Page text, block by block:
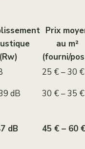
(Rw)
Prix
au m²
(fourni/
25 € – 30 €
dB
30 € – 35 €
dB 45 € – 60 €